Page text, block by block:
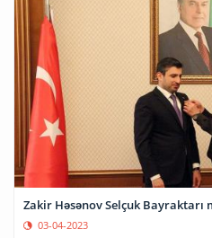
Zakir Həsənov Selçuk
03-04-2023